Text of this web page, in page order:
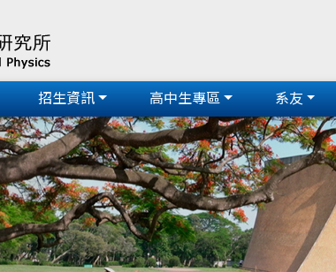
招生資訊 高中生專區 系友